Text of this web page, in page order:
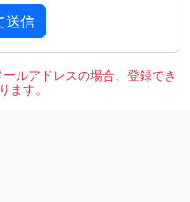
送信
ルアドレスの場合、登録でき
ます。